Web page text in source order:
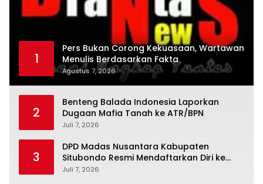
1
Pers Bukan Corong Kekuasaan, Wartawan
Menulis Berdasarkan Fakta
Agustus 7, 2026
2
Benteng Balada Indonesia Laporkan
Dugaan Mafia Tanah ke ATR/BPN
Juli 7, 2026
3
DPD Madas Nusantara Kabupaten
Situbondo Resmi Mendaftarkan Diri ke
Bakesbangpol demi Legalitas Organisasi
Juli 7, 2026